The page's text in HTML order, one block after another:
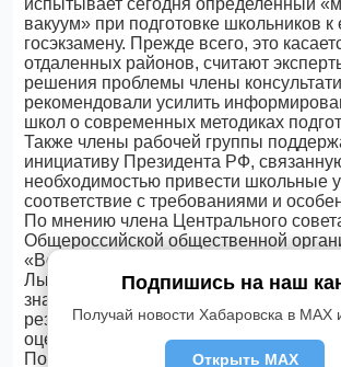
испытывает сегодня определенный
вакуум» при подготовке школьников
госэкзамену. Прежде всего, это
отдаленных районов, считают
решения проблемы члены
рекомендовали усилить
школ о современных методиках
Также члены рабочей группы
инициативу Президента РФ,
необходимостью привести школьные
соответствие с требованиями и
По мнению члена Центрального
Общероссийской общественной
«Всероссийское педагогическое
Лысунца, отсутствие такого
значительной мере снижает
результаты у выпускников,
оценки в процессе школьного
Помимо этого участники совета
Подпишись на наш
Получай новости Хабаровска в MAX
Открыть MAX